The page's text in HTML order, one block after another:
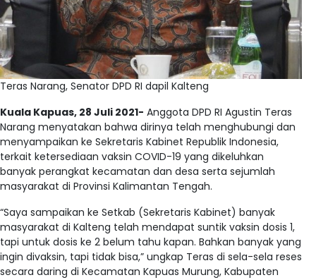
Teras Narang, Senator DPD RI dapil Kalteng
Kuala Kapuas, 28 Juli 2021- Anggota DPD RI Agustin Teras
Narang menyatakan bahwa dirinya telah menghubungi dan
menyampaikan ke Sekretaris Kabinet Republik Indonesia,
terkait ketersediaan vaksin COVID-19 yang dikeluhkan
banyak perangkat kecamatan dan desa serta sejumlah
masyarakat di Provinsi Kalimantan Tengah.
“Saya sampaikan ke Setkab (Sekretaris Kabinet) banyak
masyarakat di Kalteng telah mendapat suntik vaksin dosis 1,
tapi untuk dosis ke 2 belum tahu kapan. Bahkan banyak yang
ingin divaksin, tapi tidak bisa,” ungkap Teras di sela-sela reses
secara daring di Kecamatan Kapuas Murung, Kabupaten